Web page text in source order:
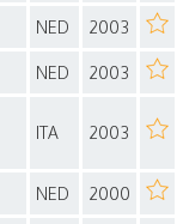
NED 2003
NED 2003
ITA 2003
NED 2000